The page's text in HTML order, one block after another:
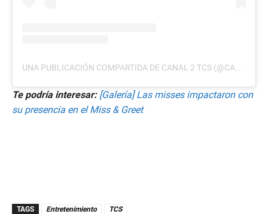
UNA PUBLICACIÓN COMPARTIDA DE CANAL 2 TCS (@CANAL2TCS)
Te podría interesar: [Galería] Las misses impactaron con
su presencia en el Miss & Greet
TAGS Entretenimiento TCS